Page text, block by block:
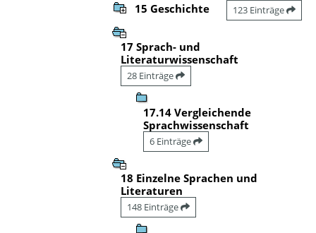
15 Geschichte 123 Einträge
17 Sprach- und
Literaturwissenschaft
28 Einträge
17.14 Vergleichende
Sprachwissenschaft
6 Einträge
18 Einzelne Sprachen und
Literaturen
148 Einträge